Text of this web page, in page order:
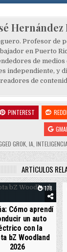
Hernández
Profesor de
en Puerto
de
independiente, y
de
PINTEREST
GROK ,IA ,
ARTÍCULOS
178
Cómo aprendí
un auto
con la
bZ Woodland
2026